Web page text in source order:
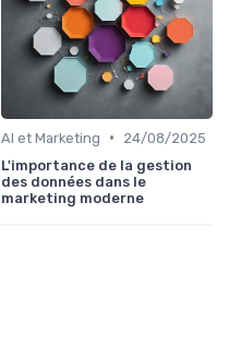
AI et Marketing •
24/08/2025
L'importance de la gestion
des données dans le
marketing moderne